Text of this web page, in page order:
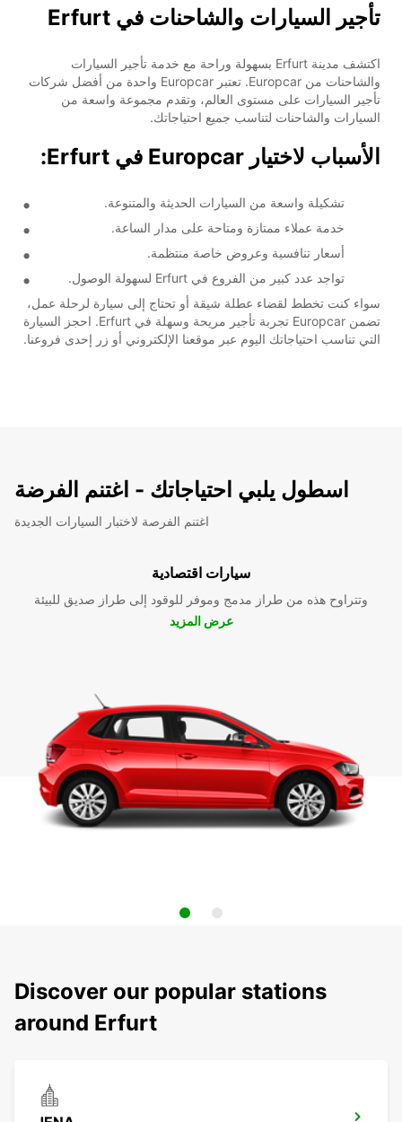
تأجير السيارات والشاحنات في Erfurt
اكتشف مدينة Erfurt بسهولة وراحة مع خدمة تأجير السيارات
والشاحنات من Europcar. تعتبر Europcar واحدة من أفضل شركات
تأجير السيارات على مستوى العالم، وتقدم مجموعة واسعة من
السيارات والشاحنات لتناسب جميع احتياجاتك.
الأسباب لاختيار Europcar في Erfurt:
تشكيلة واسعة من السيارات الحديثة والمتنوعة.
خدمة عملاء ممتازة ومتاحة على مدار الساعة.
أسعار تنافسية وعروض خاصة منتظمة.
تواجد عدد كبير من الفروع في Erfurt لسهولة الوصول.
سواء كنت تخطط لقضاء عطلة شيقة أو تحتاج إلى سيارة لرحلة عمل،
تضمن Europcar تجربة تأجير مريحة وسهلة في Erfurt. احجز السيارة
التي تناسب احتياجاتك اليوم عبر موقعنا الإلكتروني أو زر إحدى فروعنا.
اسطول يلبي احتياجاتك - اغتنم الفرضة
اغتنم الفرصة لاختبار السيارات الجديدة
سيارات اقتصادية
وتتراوح هذه من طراز مدمج وموفر للوقود إلى طراز صديق للبيئة
عرض المزيد
Discover our popular stations
around Erfurt